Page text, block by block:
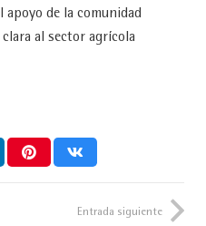
apoyo de la comunidad
al sector agrícola
Entrada siguiente